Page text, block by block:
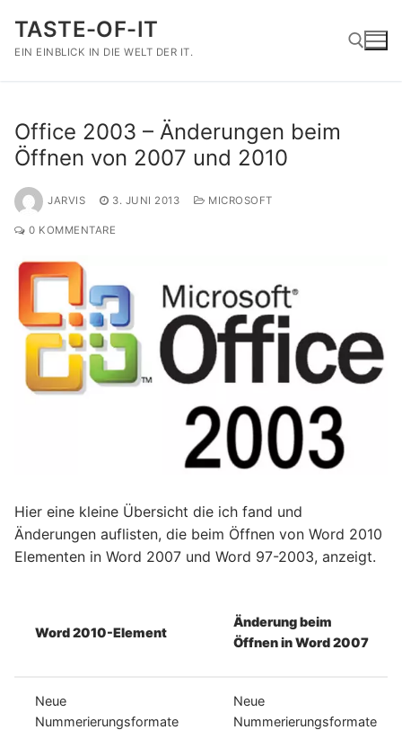
Inhalt
springen
TASTE-OF-IT
EIN EINBLICK IN DIE WELT DER IT.
Office 2003 – Änderungen beim
Öffnen von 2007 und 2010
JARVIS 3. JUNI 2013 MICROSOFT
0 KOMMENTARE
Hier eine kleine Übersicht die ich fand und
Änderungen auflisten, die beim Öffnen von Word 2010
Elementen in Word 2007 und Word 97-2003, anzeigt.
Word 2010-Element
Änderung beim
Öffnen in Word 2007
Neue
Nummerierungsformate
Neue
Nummerierungsformate